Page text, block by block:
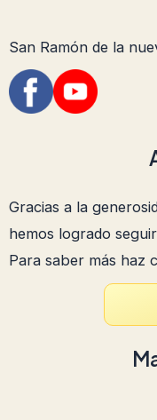
San Ramón de la
Gracias a la
hemos logrado
Para saber más haz